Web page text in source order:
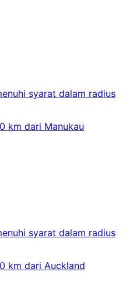
syarat dalam radius
km dari Manukau
syarat dalam radius
km dari Auckland